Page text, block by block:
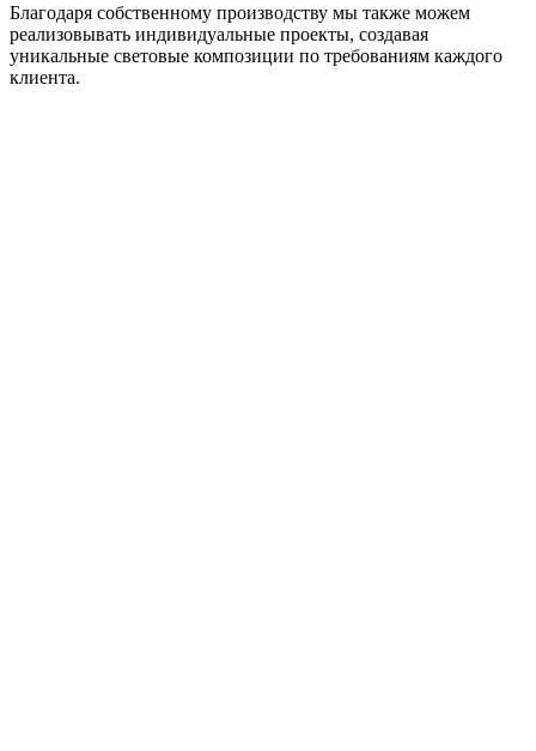
Благодаря собственному производству мы также можем
реализовывать индивидуальные проекты, создавая
уникальные световые композиции по требованиям каждого
клиента.